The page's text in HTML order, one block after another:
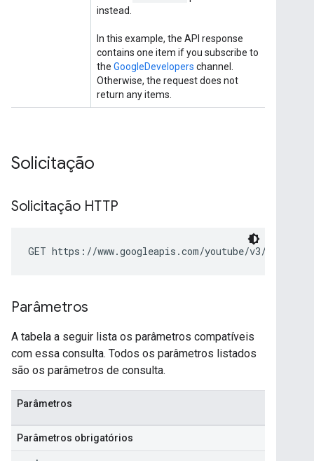
Solicitação
Solicitação HTTP
GET https://www.googleapis.com/youtube/v3/
Parâmetros
A tabela a seguir lista os parâmetros compatíveis
com essa consulta. Todos os parâmetros listados
são os parâmetros de consulta.
Parâmetros
Parâmetros obrigatórios